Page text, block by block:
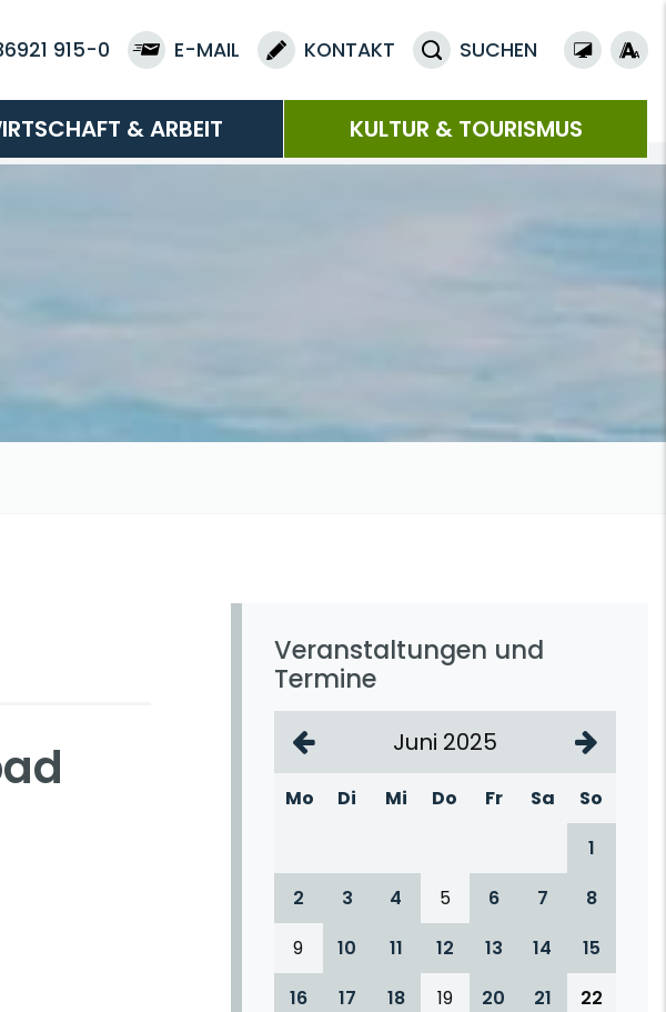
915-0 E-MAIL KONTAKT SUCHEN
& ARBEIT KULTUR & TOURISMUS
Veranstaltungen und
Termine
Juni 2025
Mo Di Mi Do Fr Sa
So
1
2
3 4 5 6 7
8
9
10 11 12 13 14
15
16
17 18 19 20 21
22